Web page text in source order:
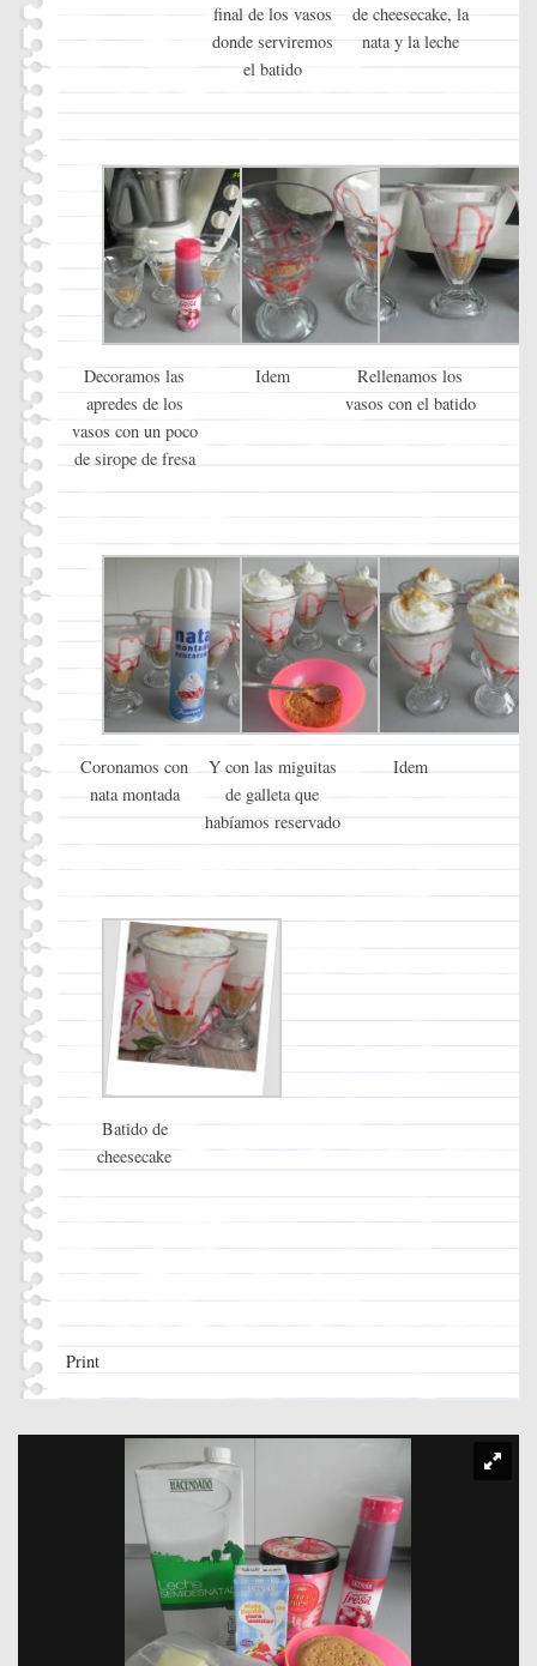
final de los vasos
donde serviremos
el batido
de cheesecake, la
nata y la leche
Decoramos las
apredes de los
vasos con un poco
de sirope de fresa
Idem
Rellenamos los
vasos con el batido
Coronamos con
nata montada
Y con las miguitas
de galleta que
habíamos reservado
Idem
Batido de
cheesecake
Print